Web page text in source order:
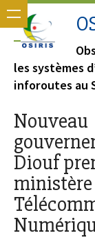
les systèmes
inforoutes au
Nouveau
Diouf
ministère